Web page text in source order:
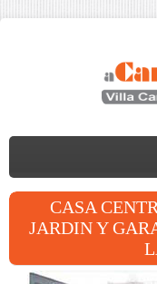
CASA
JARDIN Y